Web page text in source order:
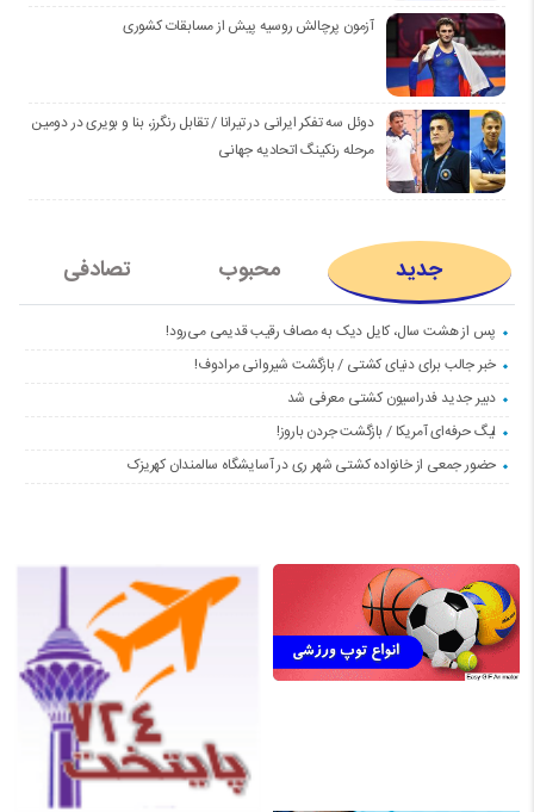
آزمون پرچالش روسیه پیش از مسابقات کشوری
دوئل سه تفکر ایرانی در تیرانا / تقابل رنگرز، بنا و بویری در دومین
مرحله رنکینگ اتحادیه جهانی
جدید محبوب تصادفی
پس از هشت سال، کایل دیک به مصاف رقیب قدیمی می‌رود!
خبر جالب برای دنیای کشتی / بازگشت شیروانی مرادوف!
دبیر جدید فدراسیون کشتی معرفی شد
لیگ حرفه‌ای آمریکا / بازگشت جردن باروز!
حضور جمعی از خانواده کشتی شهر ری در آسایشگاه سالمندان کهریزک